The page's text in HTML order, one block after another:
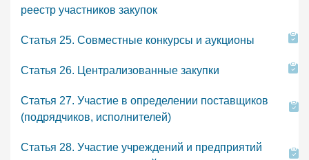
реестр участников закупок
Статья 25. Совместные конкурсы и аукционы
Статья 26. Централизованные закупки
Статья 27. Участие в определении поставщиков
(подрядчиков, исполнителей)
Статья 28. Участие учреждений и предприятий